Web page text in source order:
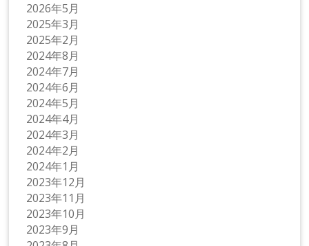
2026年5月
2025年3月
2025年2月
2024年8月
2024年7月
2024年6月
2024年5月
2024年4月
2024年3月
2024年2月
2024年1月
2023年12月
2023年11月
2023年10月
2023年9月